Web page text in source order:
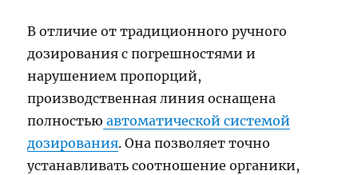
В отличие от традиционного ручного
дозирования с погрешностями и
нарушением пропорций,
производственная линия оснащена
полностью автоматической системой
дозирования. Она позволяет точно
устанавливать соотношение органики,